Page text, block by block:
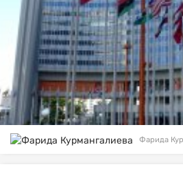
Фарида